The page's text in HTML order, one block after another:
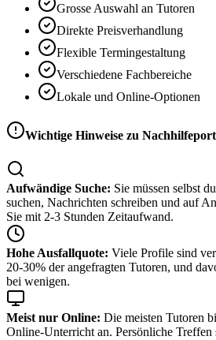
Grosse Auswahl an Tutoren
Direkte Preisverhandlung
Flexible Termingestaltung
Verschiedene Fachbereiche
Lokale und Online-Optionen
Wichtige Hinweise zu
Aufwändige Suche: Sie müssen selbst
suchen, Nachrichten schreiben und auf
Sie mit 2-3 Stunden Zeitaufwand.
Hohe Ausfallquote: Viele Profile sind
20-30% der angefragten Tutoren, und
bei wenigen.
Meist nur Online: Die meisten Tutoren
Online-Unterricht an. Persönliche Treffen